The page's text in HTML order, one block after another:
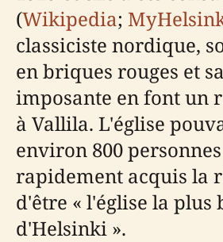
(Wikipedia;
classiciste nordique,
en briques rouges et
imposante en font un
à Vallila. L'église
environ 800
rapidement acquis la
d'être « l'église la plus
d'Helsinki ».